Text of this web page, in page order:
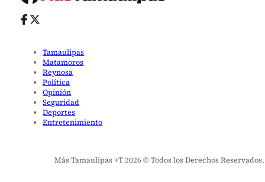
Tamaulipas
Matamoros
Reynosa
Política
Opinión
Seguridad
Deportes
Entretenimiento
Más Tamaulipas +T 2026 © Todos los Derechos